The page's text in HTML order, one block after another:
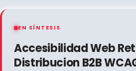
EN SÍNTESIS
Accesibilidad Web
Distribucion B2B